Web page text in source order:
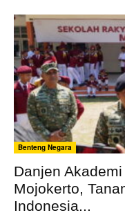
Benteng Negara
Danjen
Mojokerto,
Indonesia...